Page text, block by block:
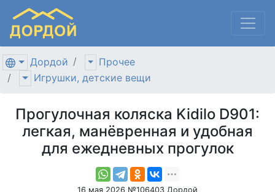
Дордой
Прочее
Игрушки, детские вещи
Прогулочная коляска Kidilo D901:
легкая, манёвренная и удобная
для ежедневных прогулок
16 мая 2026 №106403 Дордой